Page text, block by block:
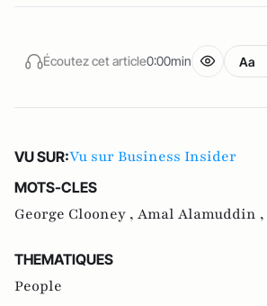
Écoutez cet article0:00min Aa
VU SUR:Vu sur Business Insider
MOTS-CLES
George Clooney , Amal Alamuddin ,
THEMATIQUES
People